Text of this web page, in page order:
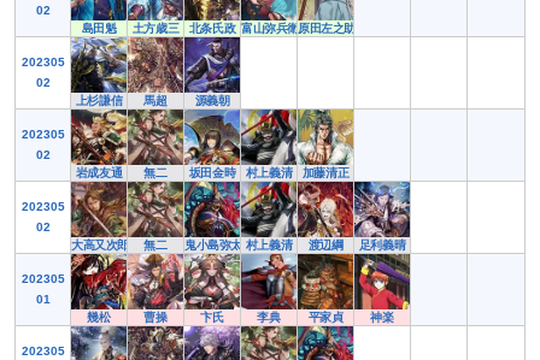
02
島田魁
土方歳三 北条氏政 富山弥兵衛原田左之助
202305
02
上杉謙信
馬超 源義朝
202305
02
岩成友通
無二 坂田金時 村上義清 加藤清正
202305
02
大高又次郎
無二 鬼小島弥太郎村上義清 渡辺綱 足利義晴
202305
01
幾松
曹操 卞氏 李典 平家貞 神楽
202305